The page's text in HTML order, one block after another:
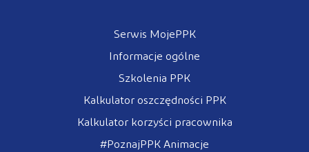
Serwis MojePPK
Informacje ogólne
Szkolenia PPK
Kalkulator oszczędności PPK
Kalkulator korzyści pracownika
#PoznajPPK Animacje